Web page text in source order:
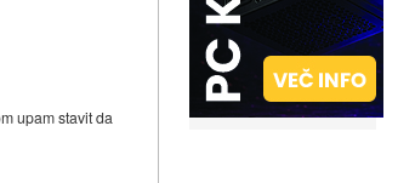
upam stavit da